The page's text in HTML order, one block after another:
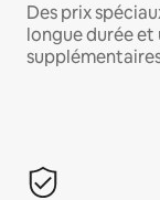
Des prix
longue durée et